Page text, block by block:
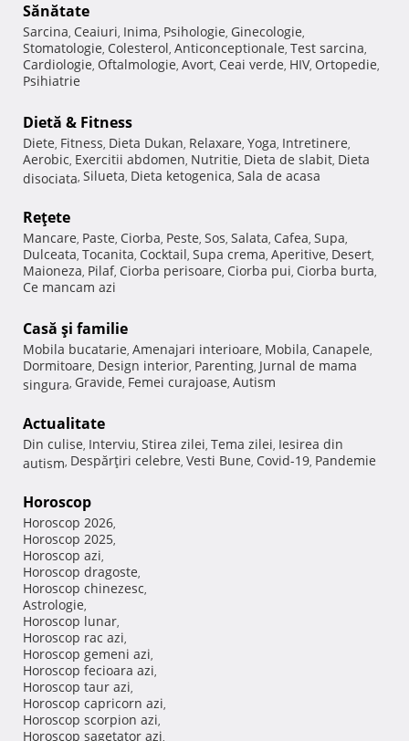
Sănătate
Sarcina, Ceaiuri, Inima, Psihologie, Ginecologie,
Stomatologie, Colesterol, Anticonceptionale, Test sarcina,
Cardiologie, Oftalmologie, Avort, Ceai verde, HIV, Ortopedie,
Psihiatrie
Dietă & Fitness
Diete, Fitness, Dieta Dukan, Relaxare, Yoga, Intretinere,
Aerobic, Exercitii abdomen, Nutritie, Dieta de slabit, Dieta
disociata, Silueta, Dieta ketogenica, Sala de acasa
Reţete
Mancare, Paste, Ciorba, Peste, Sos, Salata, Cafea, Supa,
Dulceata, Tocanita, Cocktail, Supa crema, Aperitive, Desert,
Maioneza, Pilaf, Ciorba perisoare, Ciorba pui, Ciorba burta,
Ce mancam azi
Casă şi familie
Mobila bucatarie, Amenajari interioare, Mobila, Canapele,
Dormitoare, Design interior, Parenting, Jurnal de mama
singura, Gravide, Femei curajoase, Autism
Actualitate
Din culise, Interviu, Stirea zilei, Tema zilei, Iesirea din
autism, Despărţiri celebre, Vesti Bune, Covid-19, Pandemie
Horoscop
Horoscop 2026,
Horoscop 2025,
Horoscop azi,
Horoscop dragoste,
Horoscop chinezesc,
Astrologie,
Horoscop lunar,
Horoscop rac azi,
Horoscop gemeni azi,
Horoscop fecioara azi,
Horoscop taur azi,
Horoscop capricorn azi,
Horoscop scorpion azi,
Horoscop sagetator azi,